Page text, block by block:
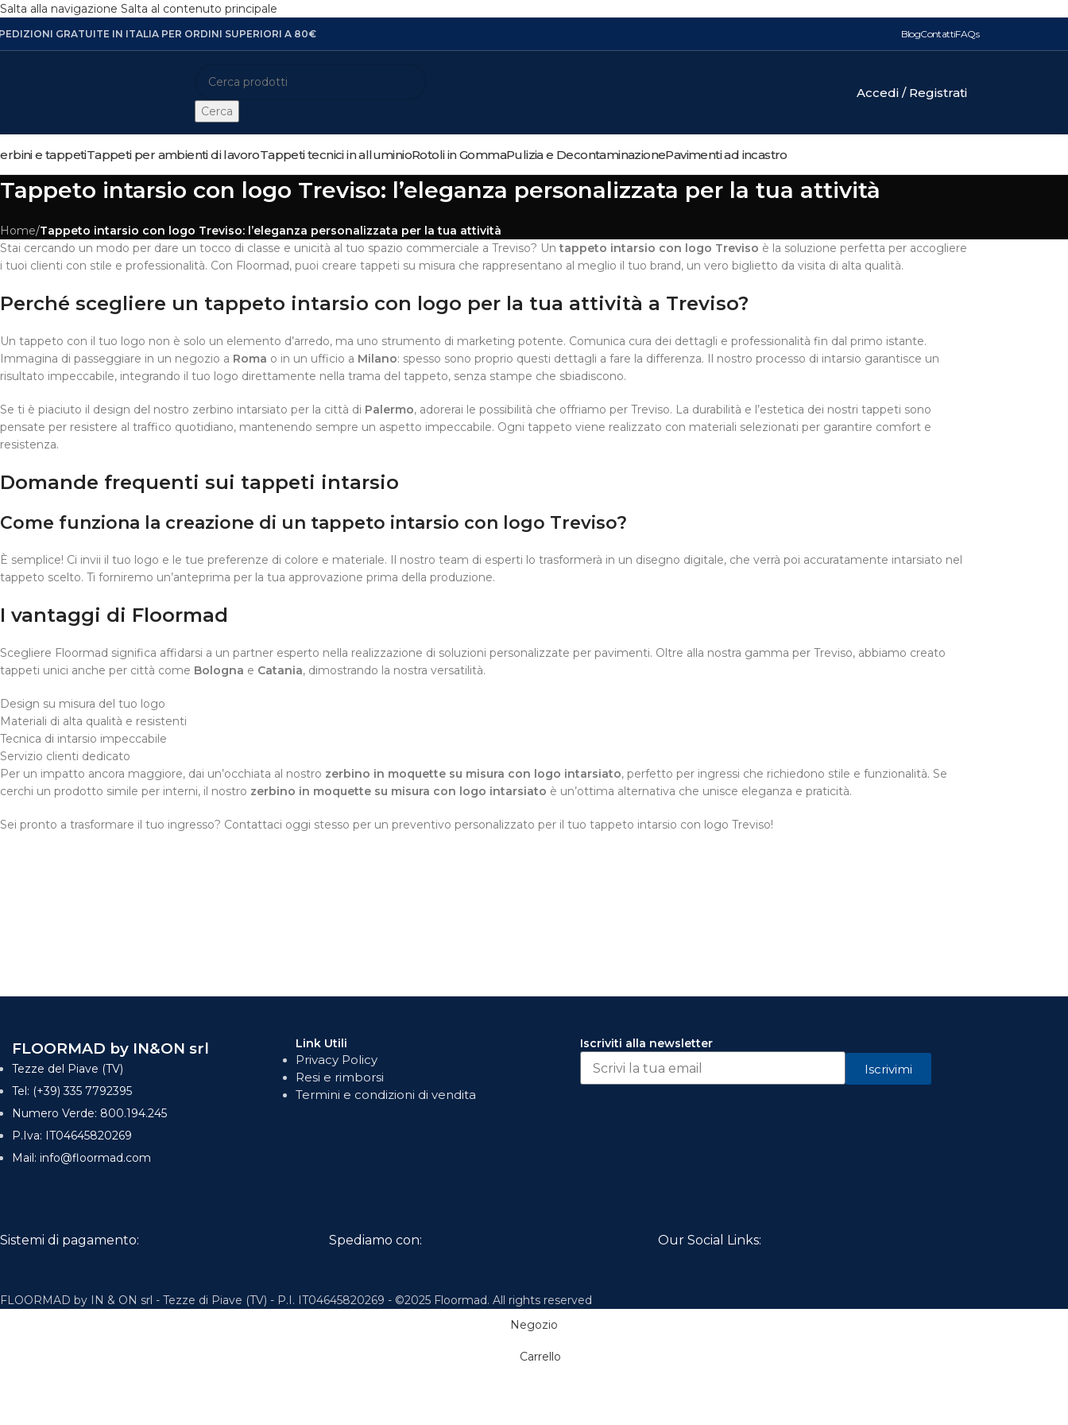
Salta alla navigazione Salta al contenuto principale
GRATUITE IN ITALIA PER ORDINI SUPERIORI A 80€ BlogContattiFAQs
Cerca
Accedi / Registrati
e tappetiTappeti per ambienti di lavoroTappeti tecnici in alluminioRotoli in GommaPulizia e DecontaminazionePavimenti ad incastro
Tappeto intarsio con logo Treviso: l’eleganza personalizzata per la tua attività
Home/Tappeto intarsio con logo Treviso: l’eleganza personalizzata per la tua attività
Stai cercando un modo per dare un tocco di classe e unicità al tuo spazio commerciale a Treviso? Untappeto intarsio con logo Treviso è la soluzione perfetta per accogliere
i tuoi clienti con stile e professionalità. Con Floormad, puoi creare tappeti su misura che rappresentano al meglio il tuo brand, un vero biglietto da visita di alta qualità.
Perché scegliere un tappeto intarsio con logo per la tua attività a Treviso?
Un tappeto con il tuo logo non è solo un elemento d’arredo, ma uno strumento di marketing potente. Comunica cura dei dettagli e professionalità fin dal primo istante.
Immagina di passeggiare in un negozio a Roma o in un ufficio a Milano: spesso sono proprio questi dettagli a fare la differenza. Il nostro processo di intarsio garantisce un
risultato impeccabile, integrando il tuo logo direttamente nella trama del tappeto, senza stampe che sbiadiscono.
Se ti è piaciuto il design del nostro zerbino intarsiato per la città di Palermo, adorerai le possibilità che offriamo per Treviso. La durabilità e l’estetica dei nostri tappeti sono
pensate per resistere al traffico quotidiano, mantenendo sempre un aspetto impeccabile. Ogni tappeto viene realizzato con materiali selezionati per garantire comfort e
resistenza.
Domande frequenti sui tappeti intarsio
Come funziona la creazione di un tappeto intarsio con logo Treviso?
È semplice! Ci invii il tuo logo e le tue preferenze di colore e materiale. Il nostro team di esperti lo trasformerà in un disegno digitale, che verrà poi accuratamente intarsiato nel
tappeto scelto. Ti forniremo un’anteprima per la tua approvazione prima della produzione.
I vantaggi di Floormad
Scegliere Floormad significa affidarsi a un partner esperto nella realizzazione di soluzioni personalizzate per pavimenti. Oltre alla nostra gamma per Treviso, abbiamo creato
tappeti unici anche per città come Bologna e Catania, dimostrando la nostra versatilità.
Design su misura del tuo logo
Materiali di alta qualità e resistenti
Tecnica di intarsio impeccabile
Servizio clienti dedicato
Per un impatto ancora maggiore, dai un’occhiata al nostro zerbino in moquette su misura con logo intarsiato, perfetto per ingressi che richiedono stile e funzionalità. Se
cerchi un prodotto simile per interni, il nostro zerbino in moquette su misura con logo intarsiato è un’ottima alternativa che unisce eleganza e praticità.
Sei pronto a trasformare il tuo ingresso? Contattaci oggi stesso per un preventivo personalizzato per il tuo tappeto intarsio con logo Treviso!
FLOORMAD by IN&ON srl
Tezze del Piave (TV)
Tel: (+39) 335 7792395
Numero Verde: 800.194.245
P.Iva: IT04645820269
Mail: info@floormad.com
Link Utili
Privacy Policy
Resi e rimborsi
Termini e condizioni di vendita
Iscriviti alla newsletter
Iscrivimi
Sistemi di pagamento: Spediamo con: Our Social Links:
FLOORMAD by IN & ON srl - Tezze di Piave (TV) - P.I. IT04645820269 - ©2025 Floormad. All rights reserved
Negozio
Carrello